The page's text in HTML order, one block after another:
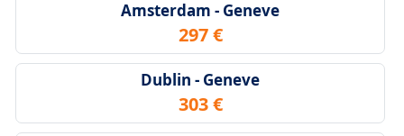
Amsterdam - Geneve
297 €
Dublin - Geneve
303 €